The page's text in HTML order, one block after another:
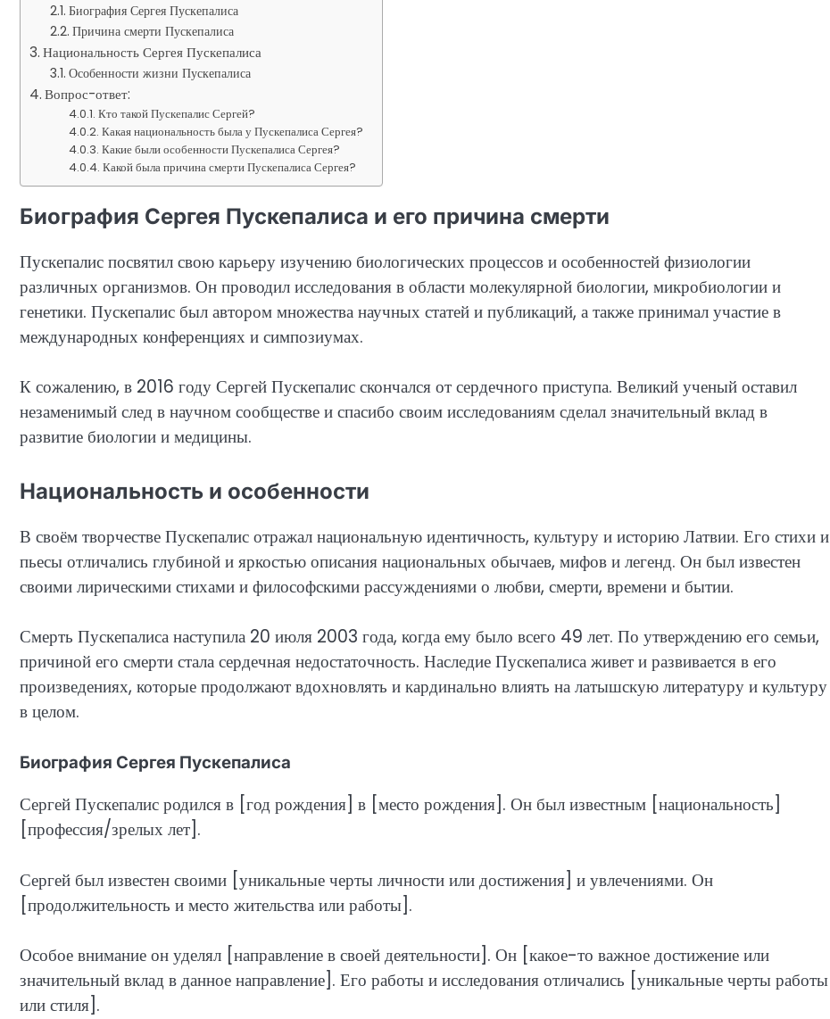
Биография Сергея Пускепалиса
Причина смерти Пускепалиса
Национальность Сергея Пускепалиса
Особенности жизни Пускепалиса
Вопрос-ответ:
Кто такой Пускепалис Сергей?
Какая национальность была у Пускепалиса Сергея?
Какие были особенности Пускепалиса Сергея?
Какой была причина смерти Пускепалиса Сергея?
Биография Сергея Пускепалиса и его причина смерти
Пускепалис посвятил свою карьеру изучению биологических процессов и особенностей физиологии
различных организмов. Он проводил исследования в области молекулярной биологии, микробиологии и
генетики. Пускепалис был автором множества научных статей и публикаций, а также принимал участие в
международных конференциях и симпозиумах.
К сожалению, в 2016 году Сергей Пускепалис скончался от сердечного приступа. Великий ученый оставил
незаменимый след в научном сообществе и спасибо своим исследованиям сделал значительный вклад в
развитие биологии и медицины.
Национальность и особенности
В своём творчестве Пускепалис отражал национальную идентичность, культуру и историю Латвии. Его стихи и
пьесы отличались глубиной и яркостью описания национальных обычаев, мифов и легенд. Он был известен
своими лирическими стихами и философскими рассуждениями о любви, смерти, времени и бытии.
Смерть Пускепалиса наступила 20 июля 2003 года, когда ему было всего 49 лет. По утверждению его семьи,
причиной его смерти стала сердечная недостаточность. Наследие Пускепалиса живет и развивается в его
произведениях, которые продолжают вдохновлять и кардинально влиять на латышскую литературу и культуру
в целом.
Биография Сергея Пускепалиса
Сергей Пускепалис родился в [год рождения] в [место рождения]. Он был известным [национальность]
[профессия/зрелых лет].
Сергей был известен своими [уникальные черты личности или достижения] и увлечениями. Он
[продолжительность и место жительства или работы].
Особое внимание он уделял [направление в своей деятельности]. Он [какое-то важное достижение или
значительный вклад в данное направление]. Его работы и исследования отличались [уникальные черты работы
или стиля].